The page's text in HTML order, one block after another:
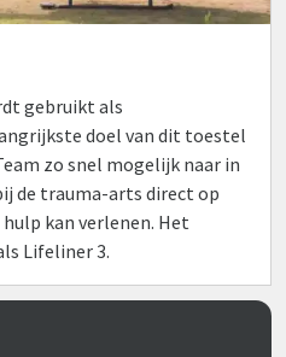
gebruikt als
doel van dit toestel
zo snel mogelijk naar in
de trauma-arts direct op
kan verlenen. Het
Lifeliner 3.